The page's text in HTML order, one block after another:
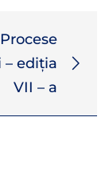
ediția
VII – a